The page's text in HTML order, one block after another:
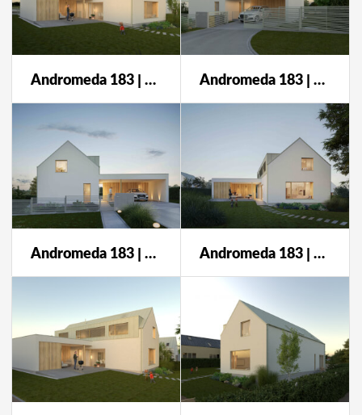
Andromeda 183 | autor návrhu: Darchitects Andromeda 183 | autor návrhu: Darchitects
Andromeda 183 | autor návrhu: Darchitects Andromeda 183 | autor návrhu: Darchitects